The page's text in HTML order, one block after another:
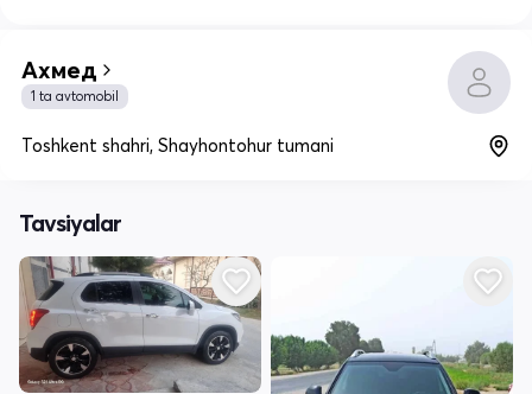
Ахмед
1 ta avtomobil
Toshkent shahri, Shayhontohur tumani
Tavsiyalar